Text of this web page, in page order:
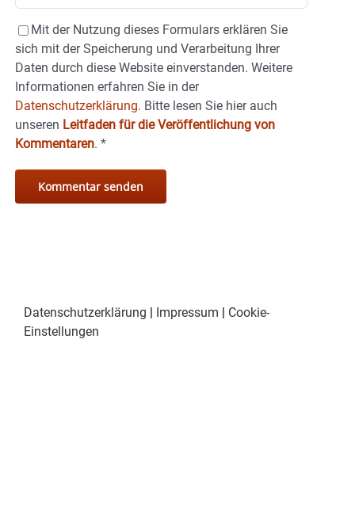
Mit der Nutzung dieses Formulars erklären Sie
sich mit der Speicherung und Verarbeitung Ihrer
Daten durch diese Website einverstanden. Weitere
Informationen erfahren Sie in der
Datenschutzerklärung. Bitte lesen Sie hier auch
unseren Leitfaden für die Veröffentlichung von
Kommentaren. *
Datenschutzerklärung | Impressum | Cookie-
Einstellungen